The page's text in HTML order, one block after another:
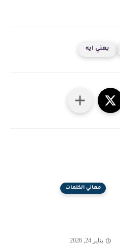
يعني ايه
معاني الكلمات
يناير 24, 2026